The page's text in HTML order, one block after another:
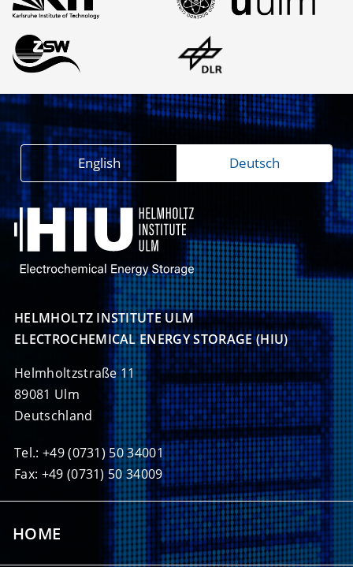
HELMHOLTZ INSTITUTE ULM
ELECTROCHEMICAL ENERGY STORAGE (HIU)
Helmholtzstraße 11
89081 Ulm
Deutschland
Tel.: +49 (0731) 50 34001
Fax: +49 (0731) 50 34009
English Deutsch
HOME